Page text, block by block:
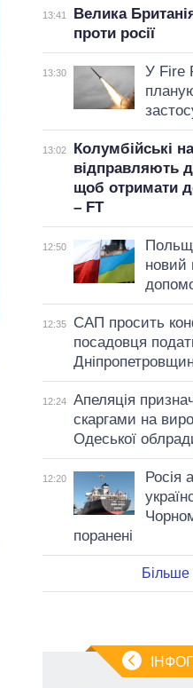
13:41
Велика
проти росії
13:30
У Fire
13:02
Колумбійські
відправляють
щоб отримати
– FT
12:50
новий
12:35
САП просить
посадовця
12:24
Апеляція
скаргами на
Одеської
12:20
Росія
поранені
Більше